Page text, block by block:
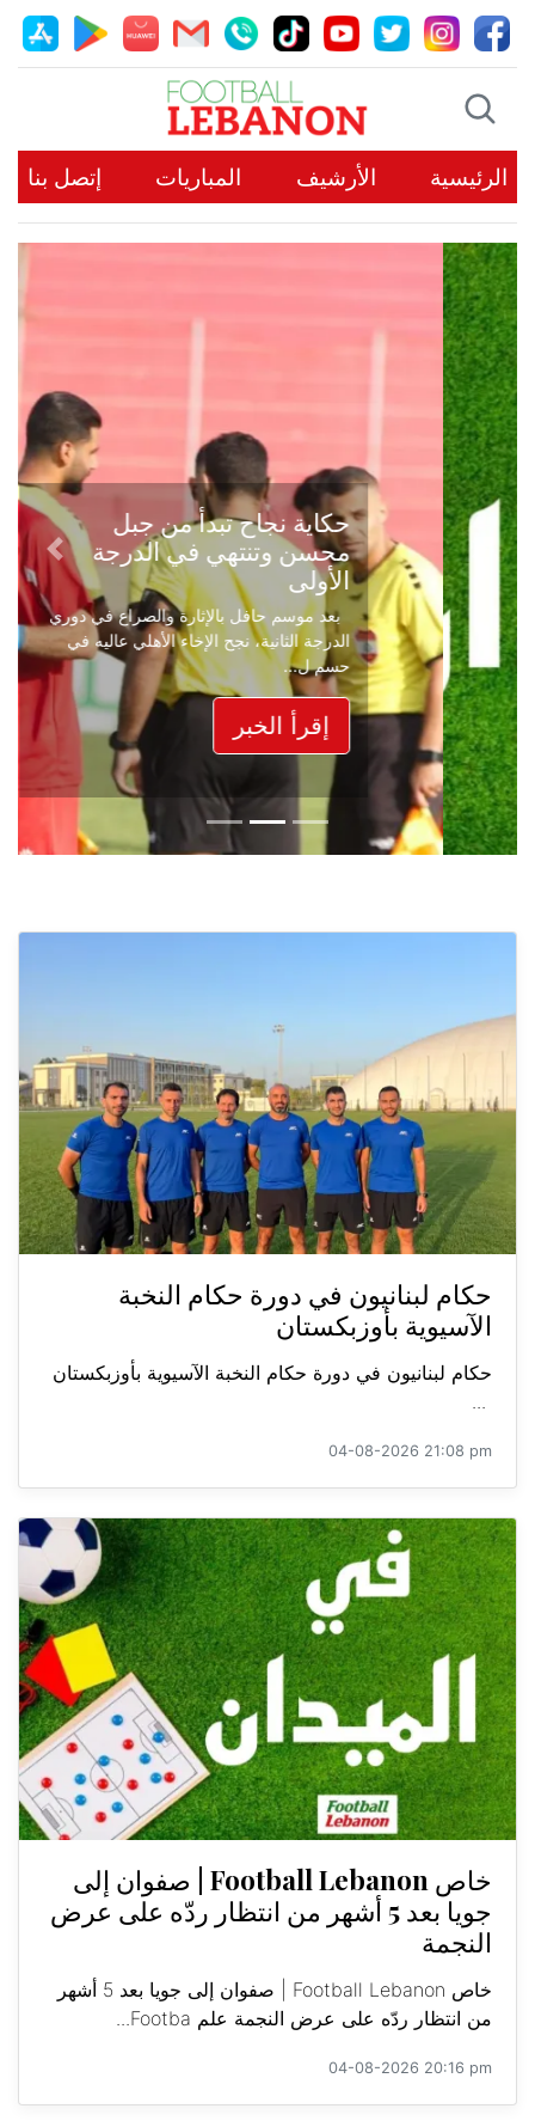
الرئيسية الأرشيف المباريات إتصل بنا
حكاية نجاح تبدأ من جبل
محسن وتنتهي في الدرجة
الأولى
بعد موسم حافل بالإثارة والصراع في دوري
الدرجة الثانية، نجح الإخاء الأهلي عاليه في
حسم ل...
إقرأ الخبر
Previous
Next
حكام لبنانيون في دورة حكام النخبة
الآسيوية بأوزبكستان
حكام لبنانيون في دورة حكام النخبة الآسيوية بأوزبكستان
...
04-08-2026 21:08 pm
خاص Football Lebanon | صفوان إلى
جويا بعد 5 أشهر من انتظار ردّه على عرض
النجمة
خاص Football Lebanon | صفوان إلى جويا بعد 5 أشهر
من انتظار ردّه على عرض النجمة علم Footba...
04-08-2026 20:16 pm